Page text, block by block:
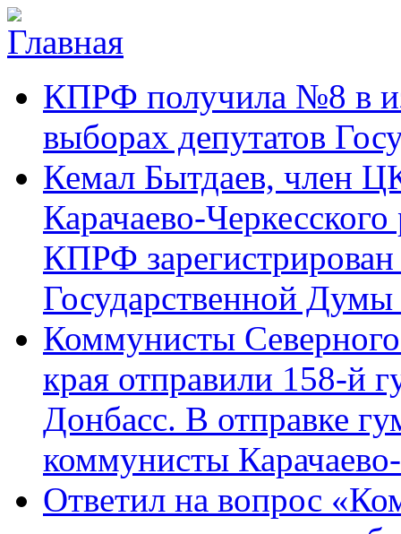
Перейти к основному содержанию
Черкесское
республиканское
отделение
Коммунистической
партии Российской
Федерации
аргументы,
факты КПРФ получила №8 в
выборах депутатов
Кемал Бытдаев, член
Карачаево-
КПРФ
Государственной
Коммунисты Северного
края отправили 158-й
Донбасс. В отправке
коммунисты
Ответил на вопрос